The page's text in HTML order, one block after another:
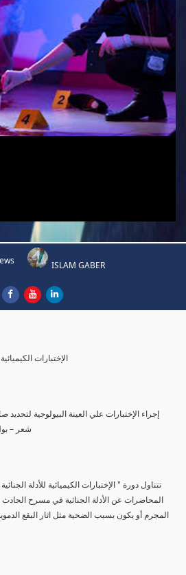
ISLAM GABER
الإختبارات
شعر –
تتناول دورة " الإختبارات الكيميائية للأدلة
المحاضرات عن الأدلة الجنائية في مسرح الحادث
المجرم أو يكون بسبب الضحية مثل اثار البقع